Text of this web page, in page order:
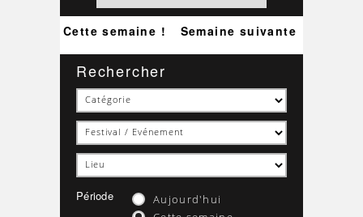
Semaine suivante
Cette semaine !
Rechercher
Période
Aujourd'hui